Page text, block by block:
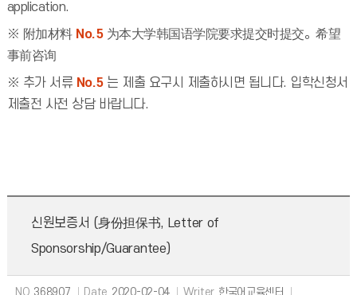
application.
※ 附加材料 No.5为本大学韩国语学院要求提交时提交。希望
事前咨询
※ 추가 서류 No.5는 제출 요구시 제출하시면 됩니다. 입학신청서
제출전 사전 상담 바랍니다.
신원보증서 (身份担保书, Letter of
Sponsorship/Guarantee)
NO 368907 Date 2020-02-04 Writer 한국어교육센터